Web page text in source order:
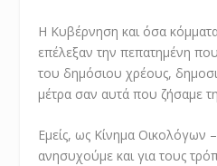
Η Κυβέρνηση και όσα
επέλεξαν την πεπατημένη
του δημόσιου χρέους,
μέτρα σαν αυτά που ζήσαμε
Εμείς, ως Κίνημα Οικολόγων
ανησυχούμε και για τους